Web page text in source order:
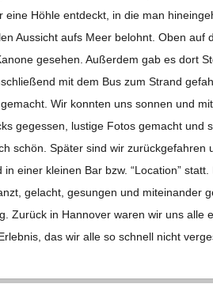
Höhle ent­deckt, in die man
Aus­sicht aufs Meer belohnt. Oben auf
gese­hen. Außer­dem gab es dort
mit dem Bus zum Strand
Wir konn­ten uns son­nen und
geges­sen, lus­tige Fotos gemacht und
schön. Spä­ter sind wir zurück­ge­fah­ren
einer klei­nen Bar bzw. “Loca­tion”
gelacht, gesun­gen und mit­ein­an­der
Zurück in Han­no­ver waren wir uns alle
das wir alle so schnell nicht